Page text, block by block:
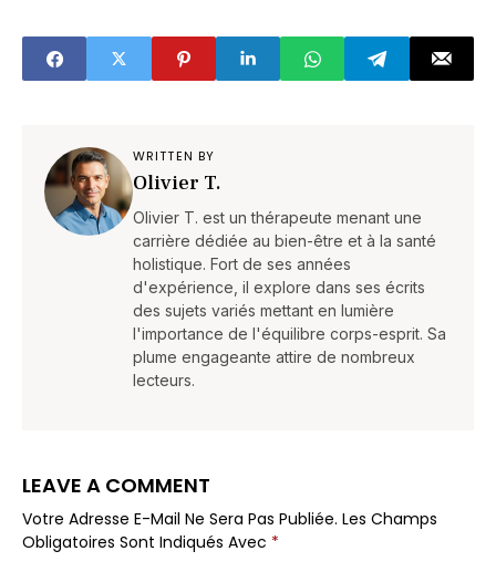
WRITTEN BY
Olivier T.
Olivier T. est un thérapeute menant une
carrière dédiée au bien-être et à la santé
holistique. Fort de ses années
d'expérience, il explore dans ses écrits
des sujets variés mettant en lumière
l'importance de l'équilibre corps-esprit. Sa
plume engageante attire de nombreux
lecteurs.
LEAVE A COMMENT
Votre Adresse E-Mail Ne Sera Pas Publiée. Les Champs
Obligatoires Sont Indiqués Avec *